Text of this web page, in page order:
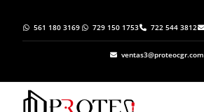
561 180 3169 729 150 1753 722 544 3812
ventas3@proteocgr.com